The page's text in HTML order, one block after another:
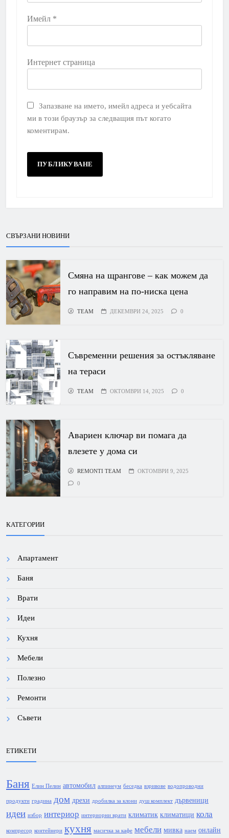
Имейл *
Интернет страница
Запазване на името, имейл адреса и уебсайта
ми в този браузър за следващия път когато
коментирам.
СВЪРЗАНИ НОВИНИ
Смяна на щрангове – как можем да
го направим на по-ниска цена
TEAM ДЕКЕМВРИ 24, 2025 0
Съвременни решения за остъкляване
на тераси
TEAM ОКТОМВРИ 14, 2025 0
Авариен ключар ви помага да
влезете у дома си
REMONTI TEAM
ОКТОМВРИ 9, 2025
0
КАТЕГОРИИ
Апартамент
Баня
Врати
Идеи
Кухня
Мебели
Полезно
Ремонти
Съвети
ЕТИКЕТИ
Баня Елин Пелин автомобил алпинеум беседка взривове водопроводни
продукти градина дом дрехи дробилка за клони душ комплект дървеници
идеи избор интериор интериорни врати климатик климатици кола
компресор контейнери кухня масичка за кафе мебели мивка наем онлайн